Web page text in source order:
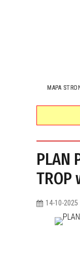
MAPA
PLAN
14-10-2025